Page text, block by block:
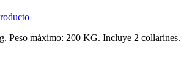
Peso máximo: 200 KG. Incluye 2 collarines.